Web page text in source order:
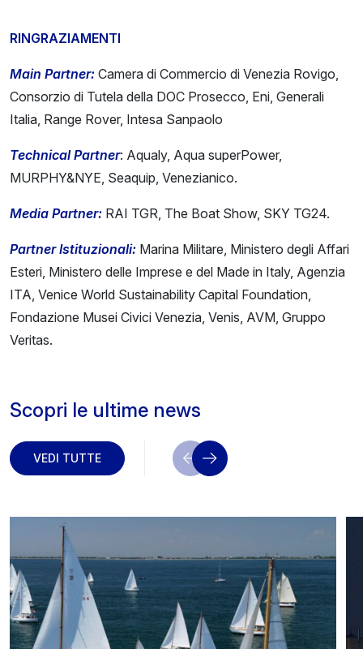
RINGRAZIAMENTI
Main Partner: Camera di Commercio di Venezia Rovigo,
Consorzio di Tutela della DOC Prosecco, Eni, Generali
Italia, Range Rover, Intesa Sanpaolo
Technical Partner: Aqualy, Aqua superPower,
MURPHY&NYE, Seaquip, Venezianico.
Media Partner: RAI TGR, The Boat Show, SKY TG24.
Partner Istituzionali: Marina Militare, Ministero degli Affari
Esteri, Ministero delle Imprese e del Made in Italy, Agenzia
ITA, Venice World Sustainability Capital Foundation,
Fondazione Musei Civici Venezia, Venis, AVM, Gruppo
Veritas.
Scopri le ultime news
VEDI TUTTE